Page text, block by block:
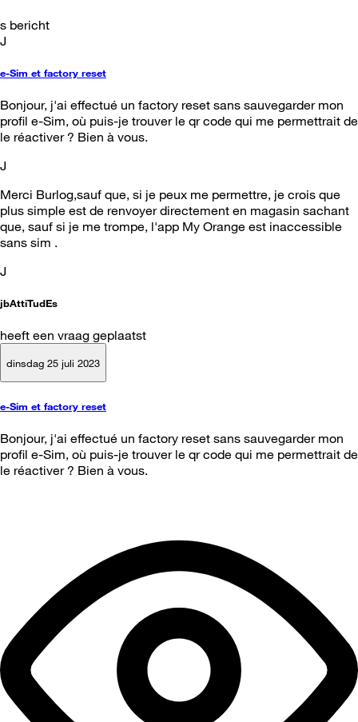
s bericht
J
e-Sim et factory reset
Bonjour, j'ai effectué un factory reset sans sauvegarder mon
profil e-Sim, où puis-je trouver le qr code qui me permettrait de
le réactiver ? Bien à vous.
J
Merci Burlog,sauf que, si je peux me permettre, je crois que
plus simple est de renvoyer directement en magasin sachant
que, sauf si je me trompe, l'app My Orange est inaccessible
sans sim .
J
jbAttiTudEs
heeft een vraag geplaatst
dinsdag 25 juli 2023
e-Sim et factory reset
Bonjour, j'ai effectué un factory reset sans sauvegarder mon
profil e-Sim, où puis-je trouver le qr code qui me permettrait de
le réactiver ? Bien à vous.